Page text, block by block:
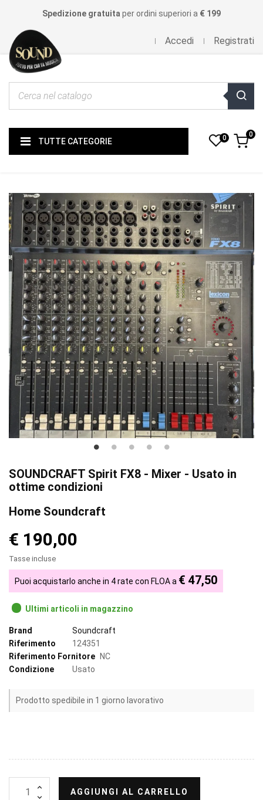
Spedizione gratuita per ordini superiori a € 199
Accedi Registrati
TUTTE CATEGORIE 0 0
SOUNDCRAFT Spirit FX8 - Mixer - Usato in
ottime condizioni
Home Soundcraft
€ 190,00
Tasse incluse
Puoi acquistarlo anche in 4 rate con FLOA a € 47,50
Ultimi articoli in magazzino
Brand
Soundcraft
Riferimento
124351
Riferimento Fornitore
NC
Condizione
Usato
Prodotto spedibile in 1 giorno lavorativo
AGGIUNGI AL CARRELLO